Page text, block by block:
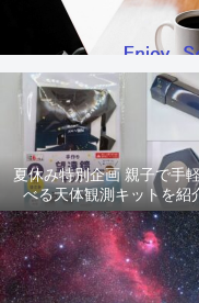
夏休み特別企画 親子で手
べる天体観測キットを紹